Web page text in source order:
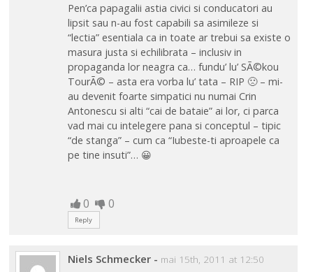
Pen’ca papagalii astia civici si conducatori au
lipsit sau n-au fost capabili sa asimileze si
“lectia” esentiala ca in toate ar trebui sa existe o
masura justa si echilibrata – inclusiv in
propaganda lor neagra ca… fundu’ lu’ SÃ©kou
TourÃ© – asta era vorba lu’ tata – RIP 🙁 – mi-
au devenit foarte simpatici nu numai Crin
Antonescu si alti “cai de bataie” ai lor, ci parca
vad mai cu intelegere pana si conceptul – tipic
“de stanga” – cum ca “Iubeste-ti aproapele ca
pe tine insuti”… 😀
0 0
Reply
Niels Schmecker - mai 15th, 2011 at 12:50